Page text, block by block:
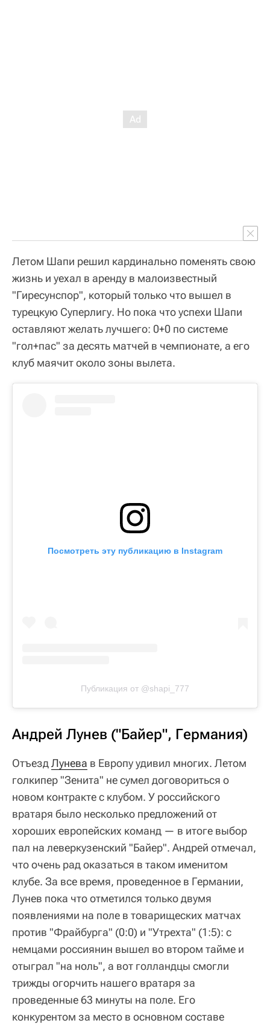
Летом Шапи решил кардинально поменять свою
жизнь и уехал в аренду в малоизвестный
"Гиресунспор", который только что вышел в
турецкую Суперлигу. Но пока что успехи Шапи
оставляют желать лучшего: 0+0 по системе
"гол+пас" за десять матчей в чемпионате, а его
клуб маячит около зоны вылета.
Посмотреть эту публикацию в Instagram
Публикация от @shapi_777
Андрей Лунев ("Байер", Германия)
ОтъездЛунева в Европу удивил многих. Летом
голкипер "Зенита" не сумел договориться о
новом контракте с клубом. У российского
вратаря было несколько предложений от
хороших европейских команд — в итоге выбор
пал на леверкузенский "Байер". Андрей отмечал,
что очень рад оказаться в таком именитом
клубе. За все время, проведенное в Германии,
Лунев пока что отметился только двумя
появлениями на поле в товарищеских матчах
против "Фрайбурга" (0:0) и "Утрехта" (1:5): с
немцами россиянин вышел во втором тайме и
отыграл "на ноль", а вот голландцы смогли
трижды огорчить нашего вратаря за
проведенные 63 минуты на поле. Его
конкурентом за место в основном составе